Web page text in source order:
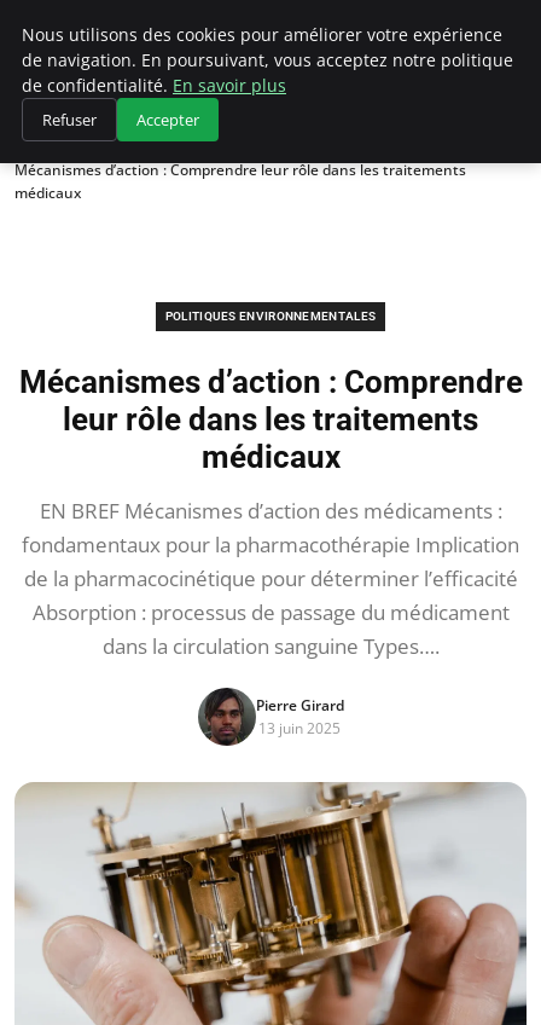
Climategatecountryclub.com
Accueil
Politiques environnementales
Mécanismes d’action : Comprendre leur rôle dans les traitements
médicaux
POLITIQUES ENVIRONNEMENTALES
Mécanismes d’action : Comprendre
leur rôle dans les traitements
médicaux
EN BREF Mécanismes d’action des médicaments :
fondamentaux pour la pharmacothérapie Implication
de la pharmacocinétique pour déterminer l’efficacité
Absorption : processus de passage du médicament
dans la circulation sanguine Types….
Pierre Girard
13 juin 2025
Nous utilisons des cookies pour améliorer votre expérience
de navigation. En poursuivant, vous acceptez notre politique
de confidentialité. En savoir plus
Refuser Accepter